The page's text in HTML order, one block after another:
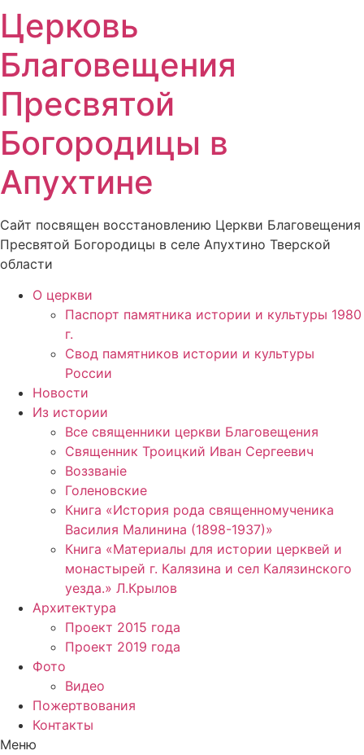
Церковь
Благовещения
Пресвятой
Богородицы в
Апухтине
Сайт посвящен восстановлению Церкви Благовещения
Пресвятой Богородицы в селе Апухтино Тверской
области
О церкви
Паспорт памятника истории и культуры 1980
г.
Свод памятников истории и культуры
России
Новости
Из истории
Все священники церкви Благовещения
Священник Троицкий Иван Сергеевич
Воззванiе
Голеновские
Книга «История рода священномученика
Василия Малинина (1898-1937)»
Книга «Материалы для истории церквей и
монастырей г. Калязина и сел Калязинского
уезда.» Л.Крылов
Архитектура
Проект 2015 года
Проект 2019 года
Фото
Видео
Пожертвования
Контакты
Меню